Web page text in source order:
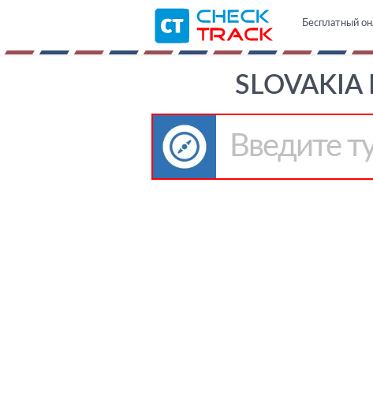
Бесплатный